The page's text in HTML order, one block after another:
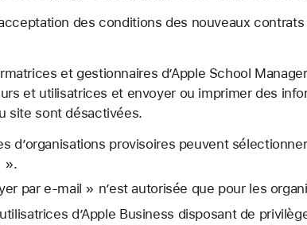
des conditions des nouveaux
et gestionnaires d’Apple School
et utilisatrices et envoyer ou imprimer des
site sont désactivées.
d’organisations provisoires peuvent
».
par e-mail » n’est autorisée que pour les
d’Apple Business disposant de